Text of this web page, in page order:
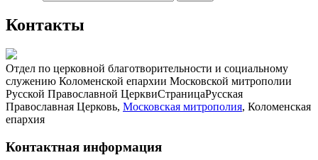
Контакты
Отдел по церковной благотворительности и социальному
служению Коломенской епархии Московской митрополии
Русской Православной ЦерквиСтраницаРусская
Православная Церковь, Московская митрополия, Коломенская
епархия
Контактная информация